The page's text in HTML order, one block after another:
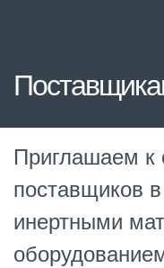
Приглашаем к
поставщиков
инертными